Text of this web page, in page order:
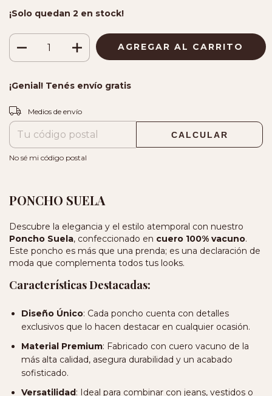
¡Solo quedan 2 en stock!
¡Genial! Tenés envío gratis
Entregas para el CP:
Medios de envío
CALCULAR
No sé mi código postal
PONCHO SUELA
Descubre la elegancia y el estilo atemporal con nuestro
Poncho Suela, confeccionado en cuero 100% vacuno.
Este poncho es más que una prenda; es una declaración de
moda que complementa todos tus looks.
Características Destacadas:
Diseño Único: Cada poncho cuenta con detalles
exclusivos que lo hacen destacar en cualquier ocasión.
Material Premium: Fabricado con cuero vacuno de la
más alta calidad, asegura durabilidad y un acabado
sofisticado.
Versatilidad: Ideal para combinar con jeans, vestidos o